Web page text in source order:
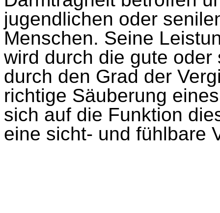
jugendlichen oder
Menschen. Seine
wird durch die gute
durch den Grad der
richtige Säuberung
sich auf die Funktion
eine sicht- und fühlbare